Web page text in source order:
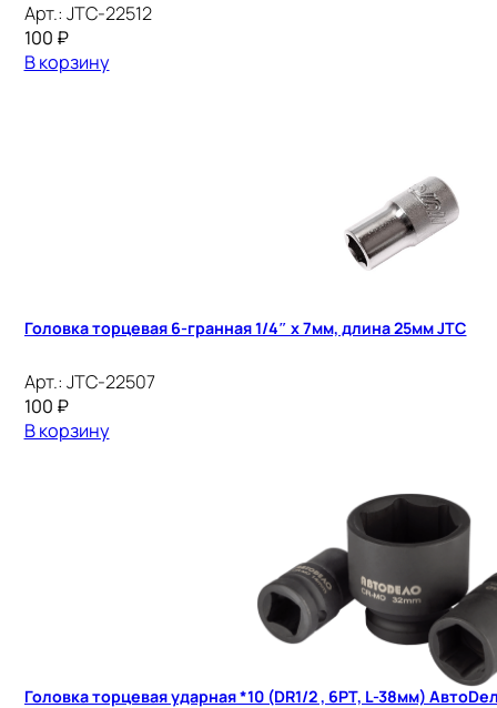
Арт.: JTC-22512
100 ₽
В корзину
Головка торцевая 6-гранная 1/4″ х 7мм, длина 25мм JTC
Арт.: JTC-22507
100 ₽
В корзину
Головка торцевая ударная *10 (DR1/2 , 6PT, L-38мм)